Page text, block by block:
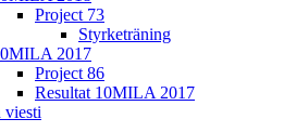
Project 73
Styrketräning
2017
Project 86
Resultat 10MILA 2017
viesti